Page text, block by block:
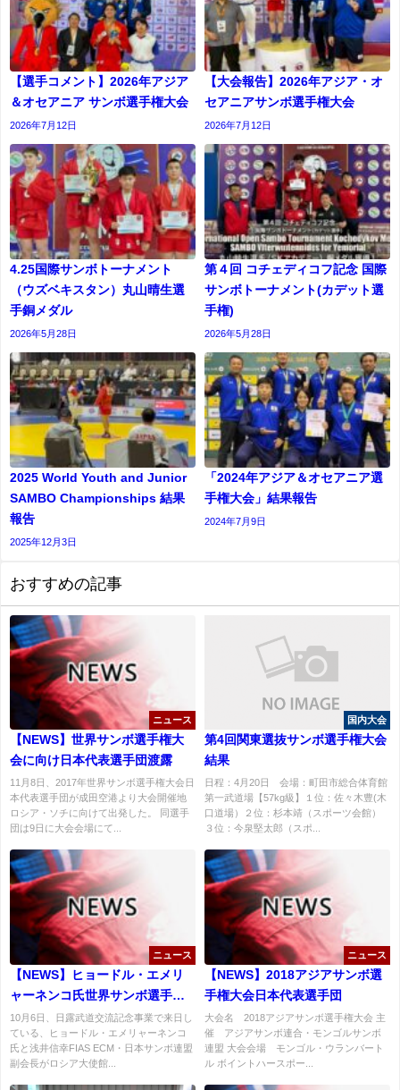
【選手コメント】2026年アジア
＆オセアニア サンボ選手権大会
2026年7月12日
【大会報告】2026年アジア・オ
セアニアサンボ選手権大会
2026年7月12日
4.25国際サンボトーナメント
（ウズベキスタン）丸山晴生選
手銅メダル
2026年5月28日
第４回 コチェディコフ記念 国際
サンボトーナメント(カデット選
⼿権)
2026年5月28日
2025 World Youth and Junior
SAMBO Championships 結果
報告
2025年12月3日
「2024年アジア＆オセアニア選
手権大会」結果報告
2024年7月9日
おすすめの記事
ニュース
【NEWS】世界サンボ選手権大
会に向け日本代表選手団渡露
11月8日、2017年世界サンボ選手権大会日
本代表選手団が成田空港より大会開催地
ロシア・ソチに向けて出発した。 同選手
団は9日に大会会場にて...
国内大会
第4回関東選抜サンボ選手権大会
結果
日程：4月20日 会場：町田市総合体育館
第一武道場【57kg級】１位：佐々木豊(木
口道場）２位：杉本靖（スポーツ会館）
３位：今泉堅太郎（スポ...
ニュース
【NEWS】ヒョードル・エメリ
ャーネンコ氏世界サンボ選手権
大会観戦を熱望
10月6日、日露武道交流記念事業で来日し
ている、ヒョードル・エメリャーネンコ
氏と浅井信幸FIAS ECM・日本サンボ連盟
副会長がロシア大使館...
ニュース
【NEWS】2018アジアサンボ選
手権大会日本代表選手団
大会名 2018アジアサンボ選手権大会 主
催 アジアサンボ連合・モンゴルサンボ
連盟 大会会場 モンゴル・ウランバート
ル ボイントハースポー...